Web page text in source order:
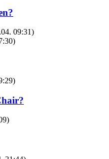
09:31)